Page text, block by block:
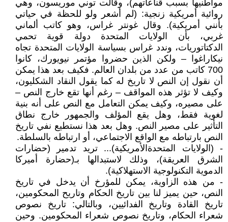
مواطنيها بسبب قناعاتهم)، وقالت توني موريسون، وهي
روائية أمريكية زنجية: (لم أشعر ولو للحظة في حياتي
بأنني أمريكية). وقال غونتر غراس، وهو كاتب ألماني
غربي، بأن الولايات المتحدة دولة قوية تحمي
الدكتاتوريات، وندد غراس بسياسة الولايات المتحدة تجاه
نيكاراغوا – ولكن الذين حضروا مؤتمر نيويورك، كانوا
700 كاتب من عدد من بلدان العالم. فكيف بعد هذا يمكن
أن نقول إن النص لا تاريخ له كما يقول النقاد الشكليون،
وكيف لا تؤثر هذه المواقف – رغم أنها تقع خارج النص –
على مصيره، وكيف يمكن التعامل مع النص على أنه بنية
لغوية فقط، وهل يقع المؤلف والجمهور خارج نطاق
التأثير على مصير النص. وهل بعد هذا نستطيع نفي تاريخ
النص بارتباطه مع الواقع الاجتماعي، أو ارتباطه بالسلطة.
- (الولايات المتحدةالأمريكية)... تريد تدمير (حضارات
الشرق العريقة)، وذلك لاستبدالها بـ(حضارة أميركا
الدموية التكنولوجية الاستهلاكية).
- من هذه الزاوية، يمكن للمؤرخ أن يدخل في تاريخ
النص، حين يميز لنا بين تاريخ الحكام وتاريح المحكومين،
تاريخ القادة وتاريخ الفدائيين، وبالتالي: تاريخ نصوص
شعراء الحكام، وتاريخ نصوص شعراء المحكومين. وحين